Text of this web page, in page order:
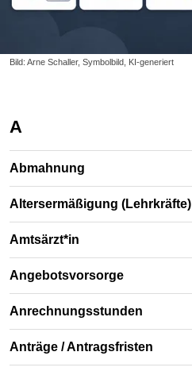
Bild: Arne Schaller, Symbolbild, KI-generiert
A
Abmahnung
Altersermäßigung (Lehrkräfte)
Amtsärzt*in
Angebotsvorsorge
Anrechnungsstunden
Anträge / Antragsfristen